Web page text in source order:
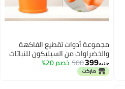
مجموعة أدوات تقطيع الفاكهة
والخضراوات من السيليكون للنباتات
المزروعة في أصص، أداة فصل
الفاكهة والخضراوات، أداة تقليم من
جنيه399
500 خصم 20%